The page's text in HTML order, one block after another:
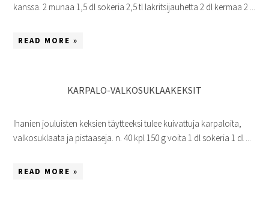
kanssa. 2 munaa 1,5 dl sokeria 2,5 tl lakritsijauhetta 2 dl kermaa 2 ...
READ MORE »
KARPALO-VALKOSUKLAAKEKSIT
Ihanien jouluisten keksien täytteeksi tulee kuivattuja karpaloita,
valkosuklaata ja pistaaseja. n. 40 kpl 150 g voita 1 dl sokeria 1 dl ...
READ MORE »